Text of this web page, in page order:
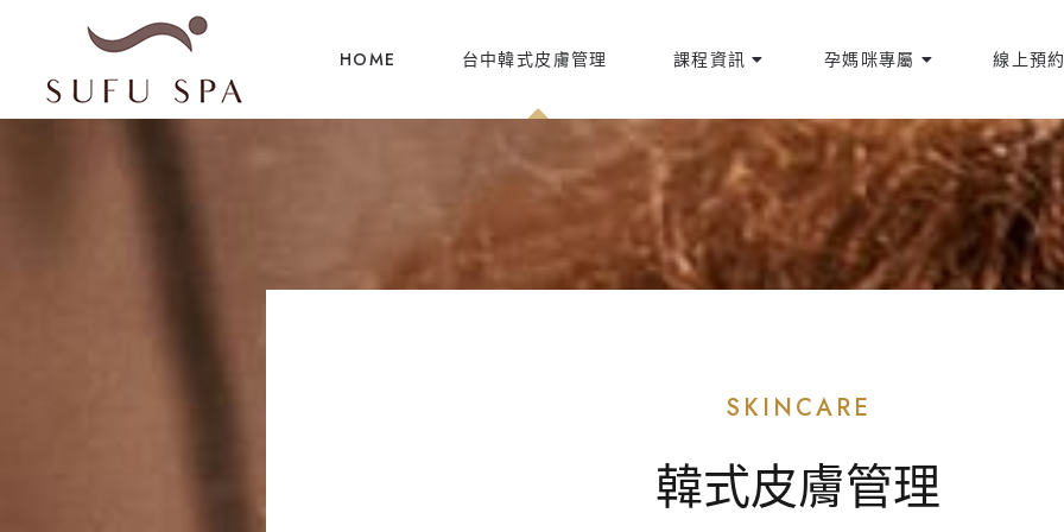
HOME 台中韓式皮膚管理 課程資訊 孕媽咪專屬 線上預
SKINCARE
韓式皮膚管理